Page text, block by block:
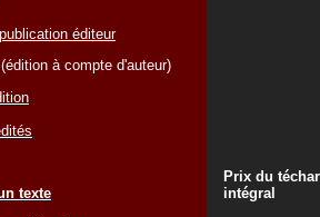
éditeur
(édition à compte d'auteur)
texte
Prix du
intégral